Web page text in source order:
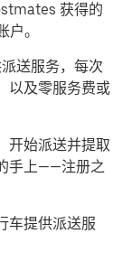
获得的
。
送服务，每次
以及零服务费或
开始派送并提取
手上——注册之
车提供派送服